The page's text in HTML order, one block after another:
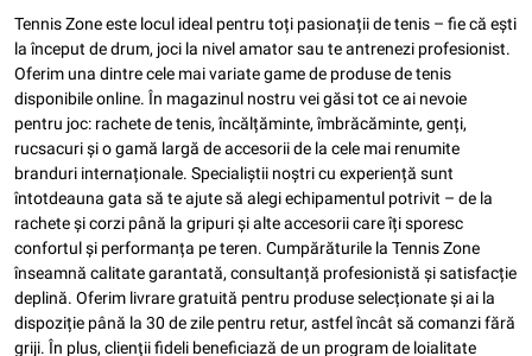
Tennis Zone este locul ideal pentru toți pasionații de tenis – fie că ești
la început de drum, joci la nivel amator sau te antrenezi profesionist.
Oferim una dintre cele mai variate game de produse de tenis
disponibile online. În magazinul nostru vei găsi tot ce ai nevoie
pentru joc: rachete de tenis, încălțăminte, îmbrăcăminte, genți,
rucsacuri și o gamă largă de accesorii de la cele mai renumite
branduri internaționale. Specialiștii noștri cu experiență sunt
întotdeauna gata să te ajute să alegi echipamentul potrivit – de la
rachete și corzi până la gripuri și alte accesorii care îți sporesc
confortul și performanța pe teren. Cumpărăturile la Tennis Zone
înseamnă calitate garantată, consultanță profesionistă și satisfacție
deplină. Oferim livrare gratuită pentru produse selecționate și ai la
dispoziție până la 30 de zile pentru retur, astfel încât să comanzi fără
griji. În plus, clienții fideli beneficiază de un program de loialitate